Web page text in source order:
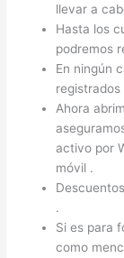
llevar a
Hasta los
podremos
En ningún
Ahora
activo por
móvil .
.
Si es para
como